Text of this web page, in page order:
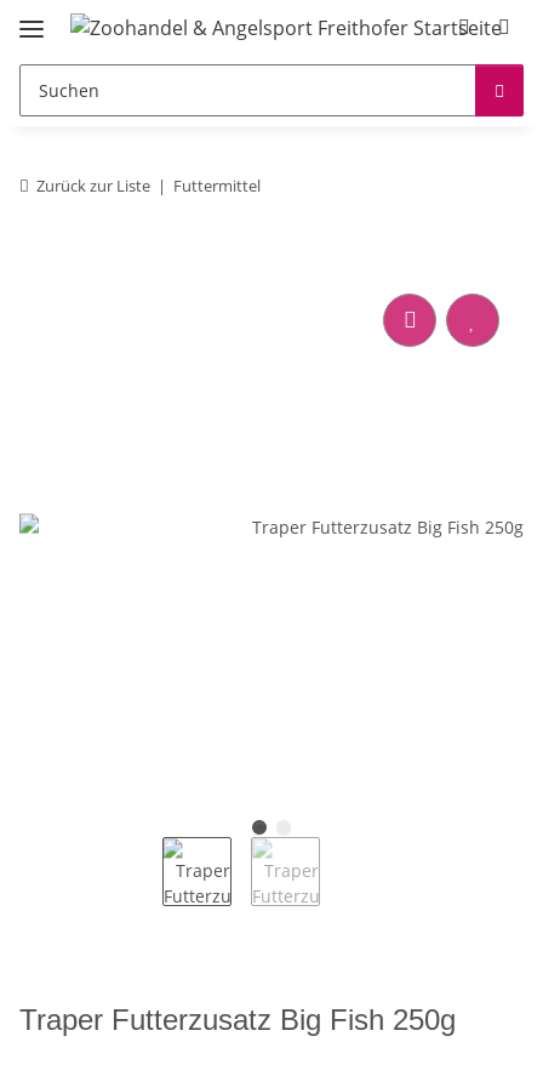
Zurück zur Liste Futtermittel
Traper Futterzusatz Big Fish 250g